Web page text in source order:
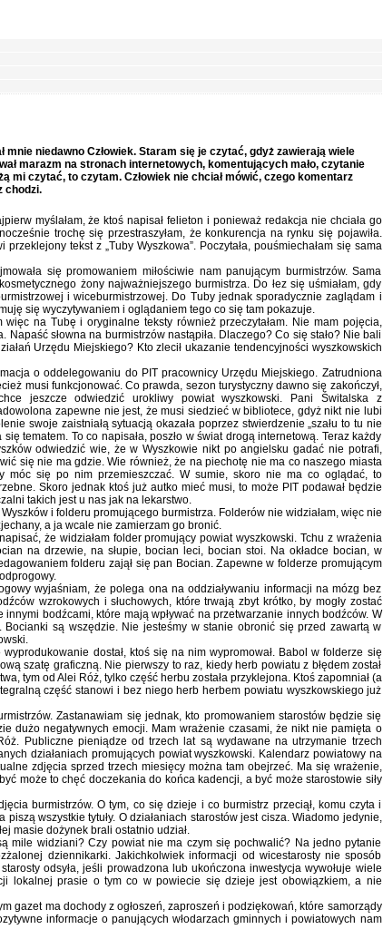
mnie niedawno Człowiek. Staram się je czytać, gdyż zawierają wiele
marazm na stronach internetowych, komentujących mało, czytanie
mi czytać, to czytam. Człowiek nie chciał mówić, czego komentarz
chodzi.
myślałam, że ktoś napisał felieton i ponieważ redakcja nie chciała go
trochę się przestraszyłam, że konkurencja na rynku się pojawiła.
tekst z „Tuby Wyszkowa”. Poczytała, pouśmiechałam się sama
się promowaniem miłościwie nam panującym burmistrzów. Sama
żony najważniejszego burmistrza. Do łez się uśmiałam, gdy
i wiceburmistrzowej. Do Tuby jednak sporadycznie zaglądam i
się wyczytywaniem i oglądaniem tego co się tam pokazuje.
więc na Tubę i oryginalne teksty również przeczytałam. Nie mam pojęcia,
Napaść słowna na burmistrzów nastąpiła. Dlaczego? Co się stało? Nie bali
Urzędu Miejskiego? Kto zlecił ukazanie tendencyjności wyszkowskich
o oddelegowaniu do PIT pracownicy Urzędu Miejskiego. Zatrudniona
musi funkcjonować. Co prawda, sezon turystyczny dawno się zakończył,
jeszcze odwiedzić urokliwy powiat wyszkowski. Pani Świtalska z
zapewne nie jest, że musi siedzieć w bibliotece, gdyż nikt nie lubi
swoje zaistniałą sytuacją okazała poprzez stwierdzenie „szału to tu nie
się tematem. To co napisała, poszło w świat drogą internetową. Teraz każdy
odwiedzić wie, że w Wyszkowie nikt po angielsku gadać nie potrafi,
się nie ma gdzie. Wie również, że na piechotę nie ma co naszego miasta
móc się po nim przemieszczać. W sumie, skoro nie ma co oglądać, to
Skoro jednak ktoś już autko mieć musi, to może PIT podawał będzie
takich jest u nas jak na lekarstwo.
i folderu promującego burmistrza. Folderów nie widziałam, więc nie
a ja wcale nie zamierzam go bronić.
że widziałam folder promujący powiat wyszkowski. Tchu z wrażenia
na drzewie, na słupie, bocian leci, bocian stoi. Na okładce bocian, w
folderu zajął się pan Bocian. Zapewne w folderze promującym
wyjaśniam, że polega ona na oddziaływaniu informacji na mózg bez
wzrokowych i słuchowych, które trwają zbyt krótko, by mogły zostać
bodźcami, które mają wpływać na przetwarzanie innych bodźców. W
Bocianki są wszędzie. Nie jesteśmy w stanie obronić się przed zawartą w
dostał, ktoś się na nim wypromował. Babol w folderze się
szatę graficzną. Nie pierwszy to raz, kiedy herb powiatu z błędem został
tym od Alei Róż, tylko część herbu została przyklejona. Ktoś zapomniał (a
część stanowi i bez niego herb herbem powiatu wyszkowskiego już
Zastanawiam się jednak, kto promowaniem starostów będzie się
dużo negatywnych emocji. Mam wrażenie czasami, że nikt nie pamięta o
Publiczne pieniądze od trzech lat są wydawane na utrzymanie trzech
działaniach promujących powiat wyszkowski. Kalendarz powiatowy na
zdjęcia sprzed trzech miesięcy można tam obejrzeć. Ma się wrażenie,
może to chęć doczekania do końca kadencji, a być może starostowie siły
burmistrzów. O tym, co się dzieje i co burmistrz przeciął, komu czyta i
wszystkie tytuły. O działaniach starostów jest cisza. Wiadomo jedynie,
masie dożynek brali ostatnio udział.
mile widziani? Czy powiat nie ma czym się pochwalić? Na jedno pytanie
dziennikarki. Jakichkolwiek informacji od wicestarosty nie sposób
odsyła, jeśli prowadzona lub ukończona inwestycja wywołuje wiele
lokalnej prasie o tym co w powiecie się dzieje jest obowiązkiem, a nie
gazet ma dochody z ogłoszeń, zaproszeń i podziękowań, które samorządy
informacje o panujących włodarzach gminnych i powiatowych nam